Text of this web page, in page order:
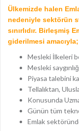
Ülkemizde halen
nedeniyle sektörün
sınırlıdır. Birleşmiş
giderilmesi amacıyla;
Mesleki İlkeleri
Mesleki
Piyasa talebini
Tellalıktan,
Konusunda
Günün tüm
Emlak